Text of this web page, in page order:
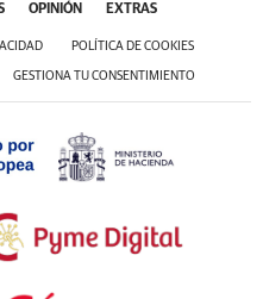
OPINIÓN EXTRAS
POLÍTICA DE COOKIES
GESTIONA TU CONSENTIMIENTO